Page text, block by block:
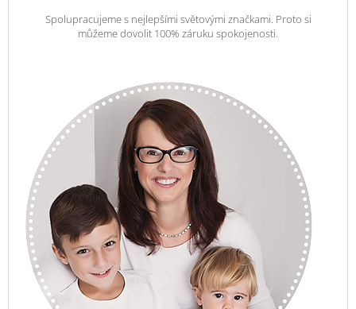
Spolupracujeme s nejlepšími světovými značkami. Proto si
můžeme dovolit 100% záruku spokojenosti.